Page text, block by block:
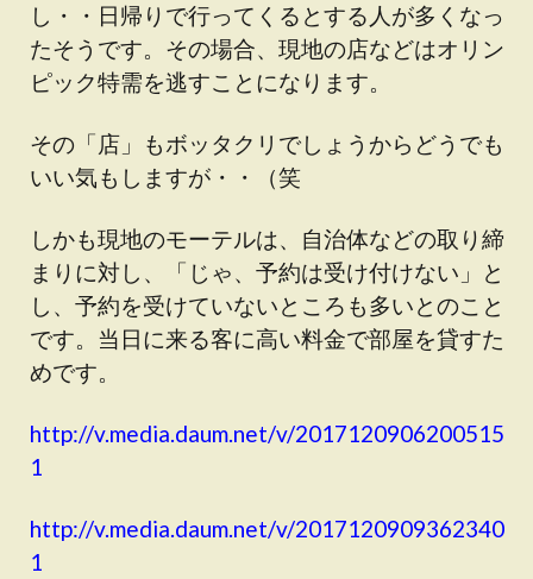
し・・日帰りで行ってくるとする人が多くなっ
たそうです。その場合、現地の店などはオリン
ピック特需を逃すことになります。
その「店」もボッタクリでしょうからどうでも
いい気もしますが・・（笑
しかも現地のモーテルは、自治体などの取り締
まりに対し、「じゃ、予約は受け付けない」と
し、予約を受けていないところも多いとのこと
です。当日に来る客に高い料金で部屋を貸すた
めです。
http://v.media.daum.net/v/2017120906200515
1
http://v.media.daum.net/v/2017120909362340
1